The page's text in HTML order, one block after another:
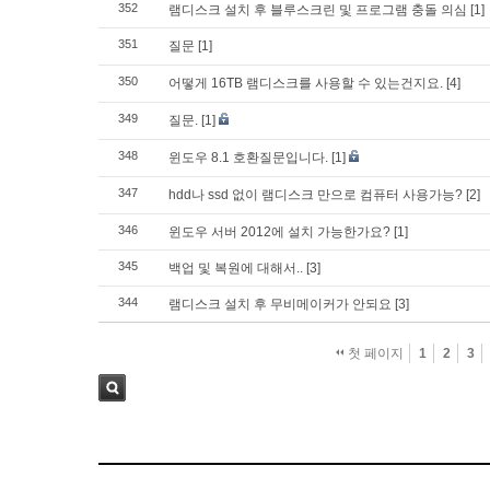
352 램디스크 설치 후 블루스크린 및 프로그램 충돌 의심 [1]
351 질문 [1]
350 어떻게 16TB 램디스크를 사용할 수 있는건지요. [4]
349 질문. [1]
348 윈도우 8.1 호환질문입니다. [1]
347 hdd나 ssd 없이 램디스크 만으로 컴퓨터 사용가능? [2]
346 윈도우 서버 2012에 설치 가능한가요? [1]
345 백업 및 복원에 대해서.. [3]
344 램디스크 설치 후 무비메이커가 안되요 [3]
첫 페이지 1 2 3